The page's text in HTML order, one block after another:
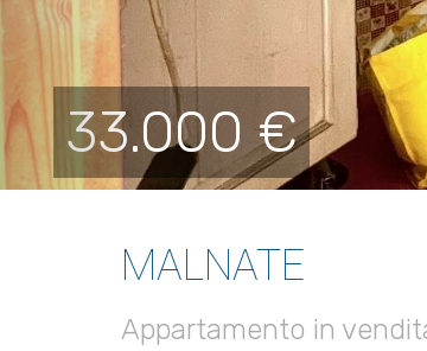
33.000 €
MALNATE
Appartamento in